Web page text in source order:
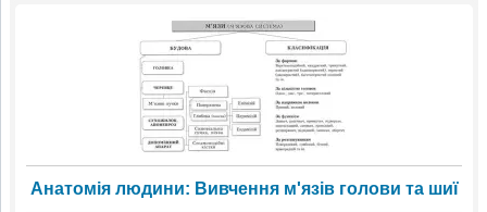
Анатомія людини: Вивчення м'язів голови та шиї